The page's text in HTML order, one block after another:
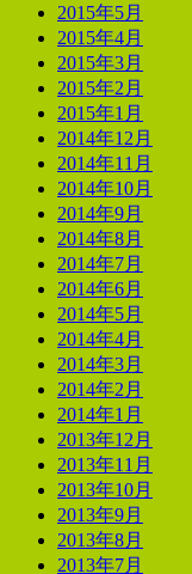
2015年5月
2015年4月
2015年3月
2015年2月
2015年1月
2014年12月
2014年11月
2014年10月
2014年9月
2014年8月
2014年7月
2014年6月
2014年5月
2014年4月
2014年3月
2014年2月
2014年1月
2013年12月
2013年11月
2013年10月
2013年9月
2013年8月
2013年7月